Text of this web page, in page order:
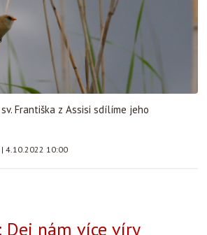
Františka z Assisi sdílíme jeho
| 4.10.2022 10:00
Dej nám více víry